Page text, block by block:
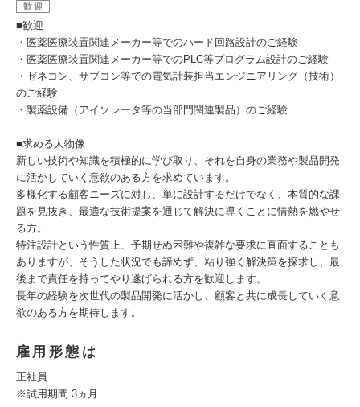
歓迎
■歓迎
・医薬医療装置関連メーカー等でのハード回路設計のご経験
・医薬医療装置関連メーカー等でのPLC等プログラム設計のご経験
・ゼネコン、サブコン等での電気計装担当エンジニアリング（技術）
のご経験
・製薬設備（アイソレータ等の当部門関連製品）のご経験
■求める人物像
新しい技術や知識を積極的に学び取り、それを自身の業務や製品開発
に活かしていく意欲のある方を求めています。
多様化する顧客ニーズに対し、単に設計するだけでなく、本質的な課
題を見抜き、最適な技術提案を通じて解決に導くことに情熱を燃やせ
る方。
特注設計という性質上、予期せぬ困難や複雑な要求に直面することも
ありますが、そうした状況でも諦めず、粘り強く解決策を探求し、最
後まで責任を持ってやり遂げられる方を歓迎します。
長年の経験を次世代の製品開発に活かし、顧客と共に成長していく意
欲のある方を期待します。
雇用形態は
正社員
※試用期間 3ヵ月